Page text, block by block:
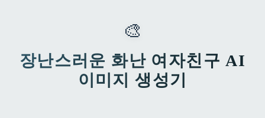
🎨
장난스러운 화난 여자친구 AI
이미지 생성기